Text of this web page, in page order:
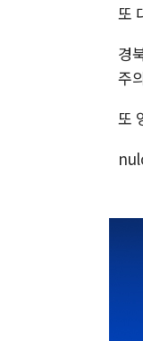
또
경
주
또